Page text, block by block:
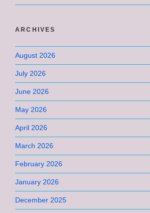
ARCHIVES
August 2026
July 2026
June 2026
May 2026
April 2026
March 2026
February 2026
January 2026
December 2025